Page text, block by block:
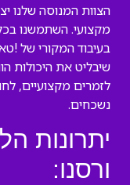
מקצועי. השתמשנו
בעיבוד המקורי של
שיבליט את היכולות
לזמרים מקצועיים,
נשכחים.
יתרונות
ורסנו: